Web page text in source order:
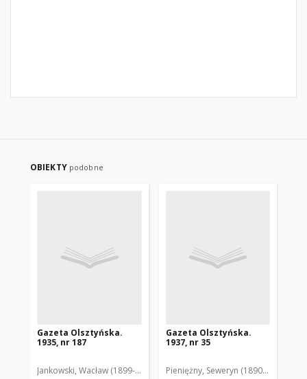
OBIEKTY podobne
Gazeta Olsztyńska.
1935, nr 187
Jankowski, Wacław (1899-1975). Red.
Gazeta Olsztyńska.
1937, nr 35
Pieniężny, Seweryn (1890-1940). Red.